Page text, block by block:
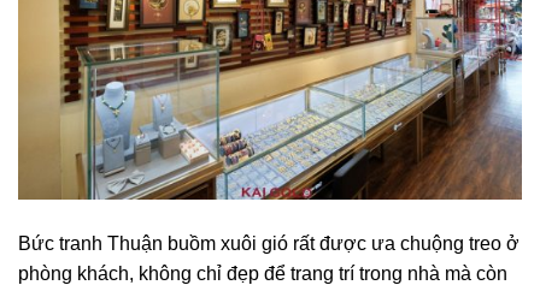
Bức tranh Thuận buồm xuôi gió rất được ưa chuộng treo ở
phòng khách, không chỉ đẹp để trang trí trong nhà mà còn